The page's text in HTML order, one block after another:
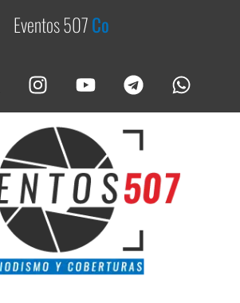
Eventos 507Cobe